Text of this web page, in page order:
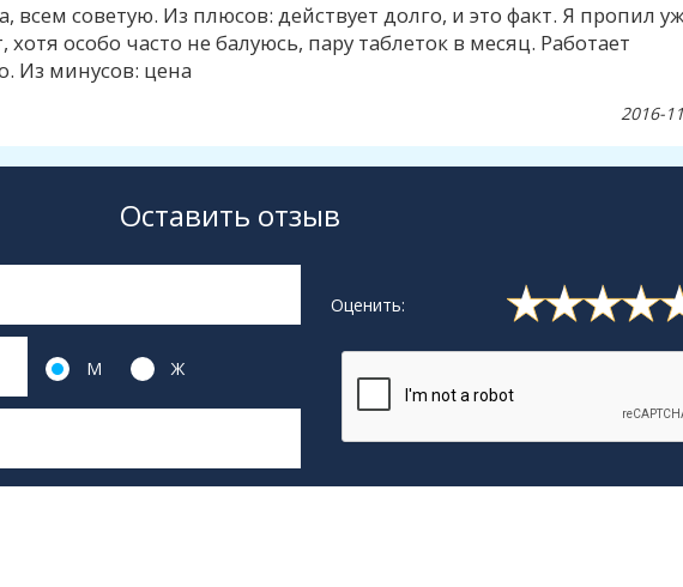
всем советую. Из плюсов: действует долго, и это факт. Я пропил
особо часто не балуюсь, пару таблеток в месяц. Работает
Из минусов: цена
2016-
Оставить отзыв
М Ж
Оценить: